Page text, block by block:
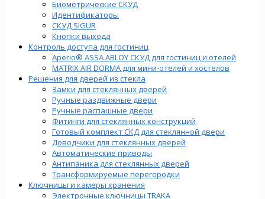
Биометрические СКУД
Идентификаторы
СКУД SIGUR
Кнопки выхода
Контроль доступа для гостиниц
Aperio® ASSA ABLOY СКУД для гостиниц и отелей
MATRIX AIR DORMA для мини-отелей и хостелов
Решения для дверей из стекла
Замки для стеклянных дверей
Ручные раздвижные двери
Ручные распашные двери
Фитинги для стеклянных конструкций
Готовый комплект СКД для стеклянной двери
Доводчики для стеклянных дверей
Автоматические приводы
Антипаника для стеклянных дверей
Трансформируемые перегородки
Ключницы и камеры хранения
Электронные ключницы TRAKA